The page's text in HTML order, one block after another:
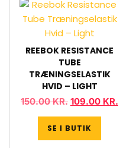
REEBOK RESISTANCE
TUBE
TRÆNINGSELASTIK
HVID – LIGHT
150.00KR. 109.00 KR.
SE I BUTIK